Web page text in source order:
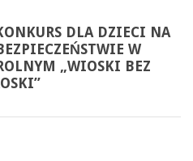
DLA DZIECI NA
W
„WIOSKI BEZ